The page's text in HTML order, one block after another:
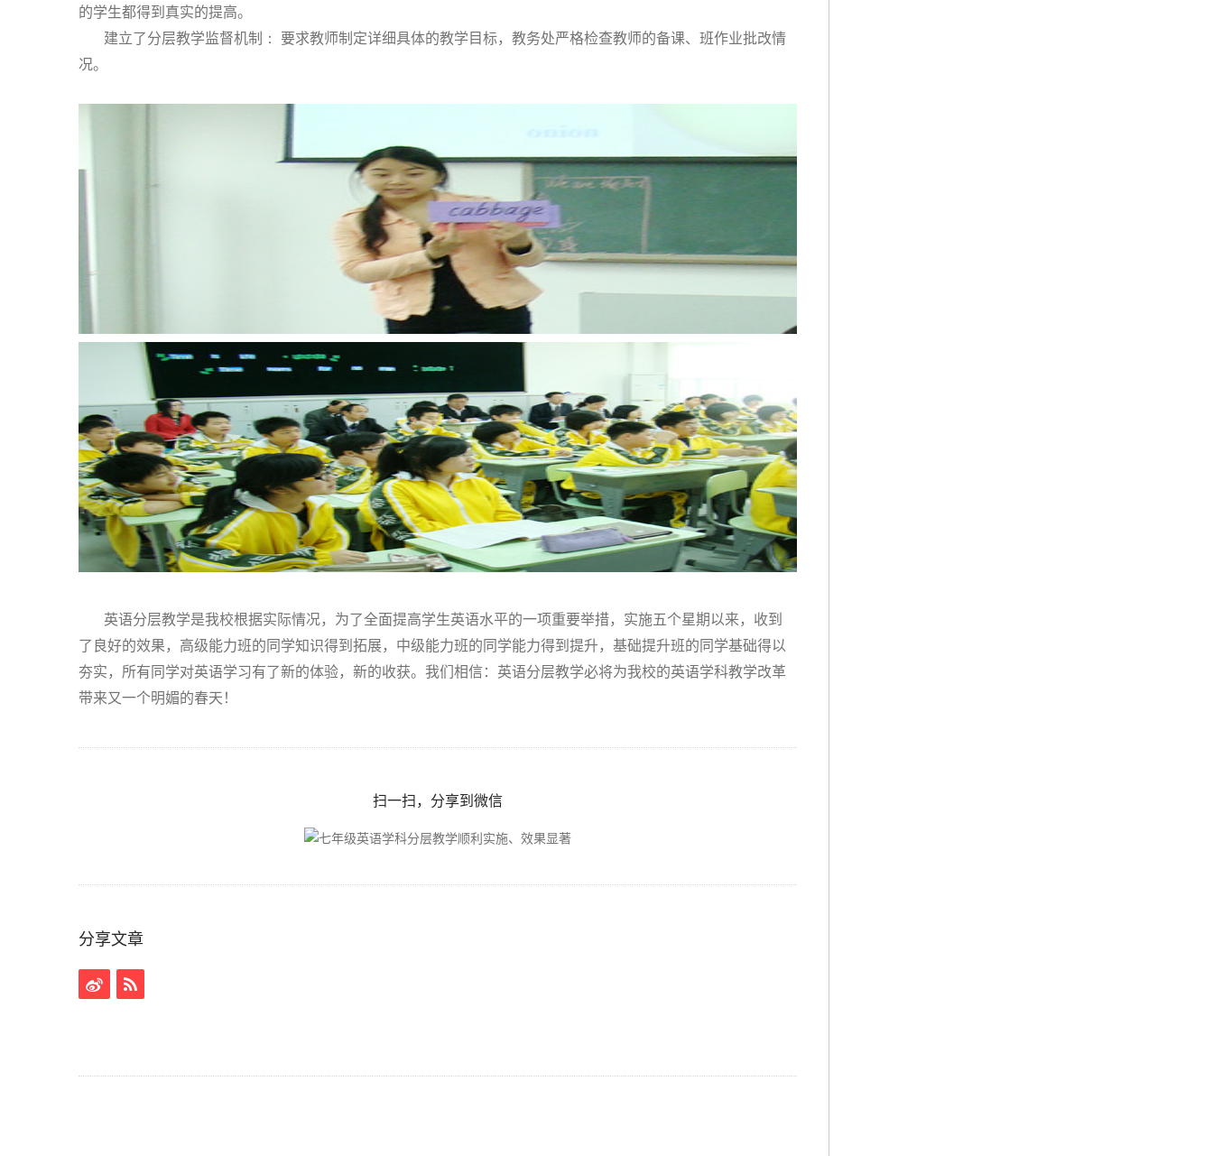
的学生都得到真实的提高。
建立了分层教学监督机制
：
要求教师制定详细具体的教学目标，教务处严格检查教师的备课、班作业批改情
况。
英语分层教学是我校根据实际情况，为了全面提高学生英语水平的一项重要举措，实施五个星期以来，收到
了良好的效果，高级能力班的同学知识得到拓展，中级能力班的同学能力得到提升，基础提升班的同学基础得以
夯实，所有同学对英语学习有了新的体验，新的收获。我们相信：英语分层教学必将为我校的英语学科教学改革
带来又一个明媚的春天！
扫一扫，分享到微信
分享文章